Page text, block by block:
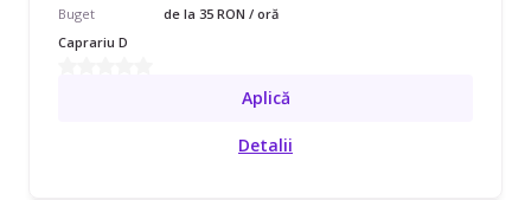
Buget
de la 35 RON / oră
Caprariu D
Aplică
Detalii